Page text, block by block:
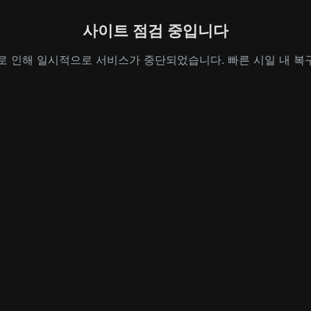
사이트 점검 중입니다
인해 일시적으로 서비스가 중단되었습니다. 빠른 시일 내 복